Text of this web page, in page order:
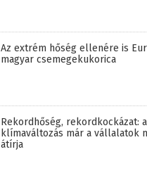
Az extrém hőség ellenére is
magyar csemegekukorica
Rekordhőség, rekordkockázat: a
klímaváltozás már a vállalatok
átírja